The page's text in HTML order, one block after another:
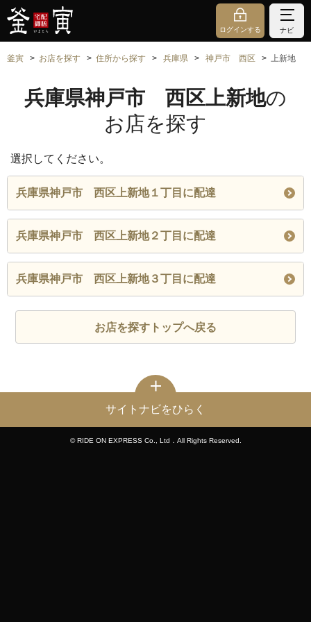
ログインする ナビ
釜寅 お店を探す 住所から探す 兵庫県 神戸市 西区 上新地
兵庫県神戸市 西区上新地の
お店を探す
選択してください。
兵庫県神戸市 西区上新地１丁目に配達
兵庫県神戸市 西区上新地２丁目に配達
兵庫県神戸市 西区上新地３丁目に配達
お店を探すトップへ戻る
サイトナビをひらく
© RIDE ON EXPRESS Co., Ltd．All Rights Reserved.